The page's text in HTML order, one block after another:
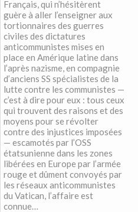
Français, qui n’hésitèrent
guère à aller l’enseigner aux
tortionnaires des guerres
civiles des dictatures
anticommunistes mises en
place en Amérique latine dans
l’après nazisme, en compagnie
d’anciens SS spécialistes de la
lutte contre les communistes —
c’est à dire pour eux : tous ceux
qui trouvent des raisons et des
moyens pour se révolter
contre des injustices imposées
— escamotés par l’OSS
étatsunienne dans les zones
libérées en Europe par l’armée
rouge et dûment convoyés par
les réseaux anticommunistes
du Vatican, l’affaire est
connue…